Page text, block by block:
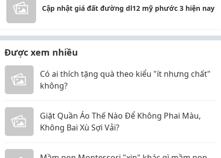
Cập nhật giá đất đường dl12 mỹ phước 3 hiện nay
Được xem nhiều
Có ai thích tặng quà theo kiểu "ít nhưng chất"
không?
Giặt Quần Áo Thế Nào Để Không Phai Màu,
Không Bai Xù Sợi Vải?